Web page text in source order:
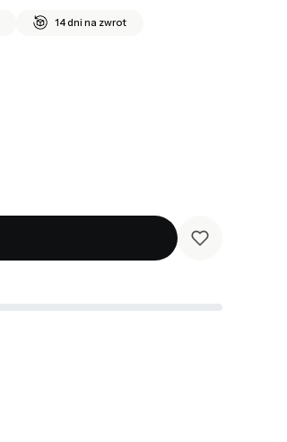
14 dni na zwrot